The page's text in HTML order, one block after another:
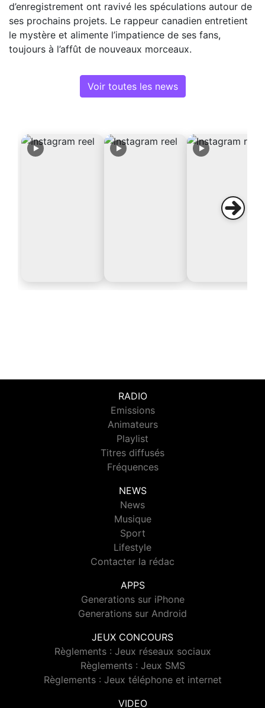
d’enregistrement ont ravivé les spéculations autour de
ses prochains projets. Le rappeur canadien entretient
le mystère et alimente l’impatience de ses fans,
toujours à l’affût de nouveaux morceaux.
Voir toutes les news
RADIO
Emissions
Animateurs
Playlist
Titres diffusés
Fréquences
NEWS
News
Musique
Sport
Lifestyle
Contacter la rédac
APPS
Generations sur iPhone
Generations sur Android
JEUX CONCOURS
Règlements : Jeux réseaux sociaux
Règlements : Jeux SMS
Règlements : Jeux téléphone et internet
VIDEO